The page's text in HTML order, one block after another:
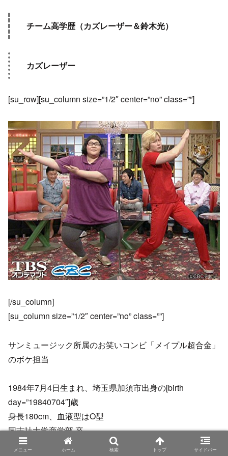
チーム高学歴（カズレーザー＆鈴木光）
カズレーザー
[su_row][su_column size=”1/2″ center=”no” class=””]
[/su_column]
[su_column size=”1/2″ center=”no” class=””]
サンミュージック所属のお笑いコンビ「メイプル超合金」
のボケ担当
1984年7月4日生まれ、埼玉県加須市出身の[birth
day=”19840704″]歳
身長180cm、血液型はO型
同志社大学商学部 卒
メニュー ホーム 検索 トップ サイドバー